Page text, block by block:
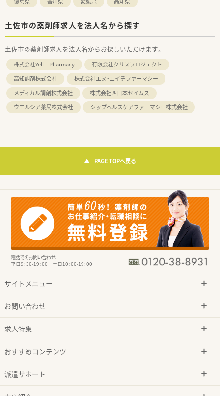
土佐市の薬剤師求人を法人名から探す
土佐市の薬剤師求人を法人名からお探しいただけます。
株式会社Yell Pharmacy
有限会社クリスプロジェクト
高知調剤株式会社
株式会社エヌ・エイチファーマシー
メディカル調剤株式会社
株式会社西日本セイムス
ウエルシア薬局株式会社
シップヘルスケアファーマシー株式会社
PAGE TOPへ戻る
電話でのお問い合わせ：
平日9：30-19：00 土日10：00-19：00
サイトメニュー
お問い合わせ
求人特集
おすすめコンテンツ
派遣サポート